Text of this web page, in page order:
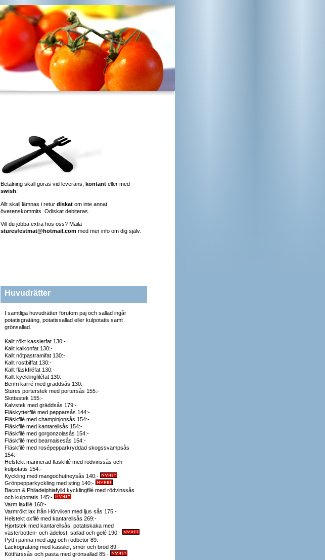
Betalning skall göras vid leverans, kontant eller med
swish
Allt skall lämnas i retur diskat om inte annat
överenskommits. Odiskat debiteras.
Vill du jobba extra hos oss? Maila
sturesfestmat@hotmail.com med mer info om dig själv.
Huvudrätter
I samtliga huvudrätter förutom paj och sallad ingår
potatisgratäng, potatissallad eller kulpotatis samt
grönsallad.
Kallt rökt kasslerfat 130:-
Kallt kalkonfat 130:-
Kallt nötpastramifat 130:-
Kallt rostbiffat 130:-
Kallt fläskfiléfat 130:-
Kallt kycklingfiléfat 130:-
Benfri karré med gräddsås 130:-
Stures porterstek med portersås 155:-
Slottsstek 155:-
Kalvstek med gräddsås 179:-
Fläskytterfilé med pepparsås 144:-
Fläskfilé med champinjonsås 154:-
Fläskfilé med kantarellsås 154:-
Fläskfilé med gorgonzolasås 154:-
Fläskfilé med bearnaisesås 154:-
Fläskfilé med rosépepparkryddad skogssvampsås
154:-
Helstekt marinerad fläskfilé med rödvinssås och
kulpotatis 154:-
Kyckling med mangochutneysås 140:-
Grönpepparkyckling med sting 140:-
Bacon & Philadelphiafylld kycklingfilé med rödvinssås
och kulpotatis 145:-
Varm laxfilé 160:-
Varmrökt lax från Hörviken med ljus sås 175:-
Helstekt oxfilé med kantarellsås 269:-
Hjortstek med kantarellsås, potatiskaka med
västerbotten- och ädelost, sallad och gelé 190:-
Pytt i panna med ägg och rödbetor 89:-
Läckögratäng med kassler, smör och bröd 89:-
Köttfärssås och pasta med grönsallad 85:-